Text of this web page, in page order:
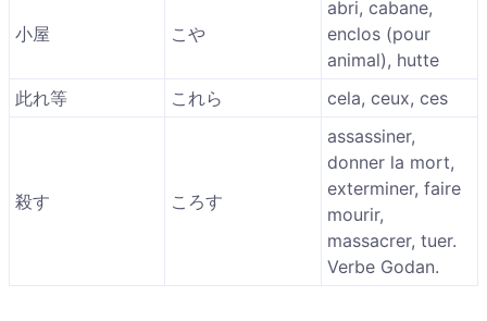
小屋 こや
abri, cabane,
enclos (pour
animal), hutte
此れ等
これら cela, ceux, ces
殺す ころす
assassiner,
donner la mort,
exterminer, faire
mourir,
massacrer, tuer.
Verbe Godan.